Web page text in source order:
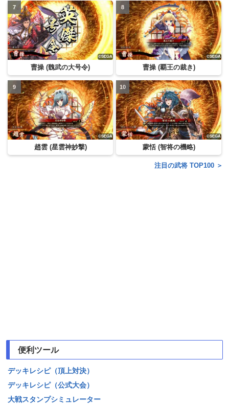
曹操 (魏武の大号令) 曹操 (覇王の裁き)
趙雲 (星雲神妙撃) 蒙恬 (智将の機略)
注目の武将 TOP100 ＞
便利ツール
デッキレシピ（頂上対決）
デッキレシピ（公式大会）
大戦スタンプシミュレーター